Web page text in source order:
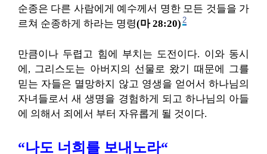
순종은 다른 사람에게 예수께서 명한 모든 것들을 가
르쳐 순종하게 하라는 명령(마 28:20) 2
만큼이나 두렵고 힘에 부치는 도전이다. 이와 동시
에, 그리스도는 아버지의 선물로 왔기 때문에 그를
믿는 자들은 멸망하지 않고 영생을 얻어서 하나님의
자녀들로서 새 생명을 경험하게 되고 하나님의 아들
에 의해서 죄에서 부터 자유롭게 될 것이다.
“나도 너희를 보내노라“